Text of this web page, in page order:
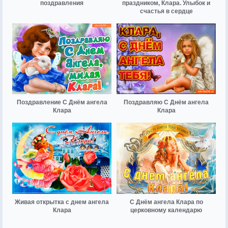
поздравления
праздником, Клара. Улыбок и
счастья в сердце
Поздравление С Днём ангела
Клара
Поздравляю С Днём ангела
Клара
Живая открытка с днем ангела
Клара
С Днём ангела Клара по
церковному календарю